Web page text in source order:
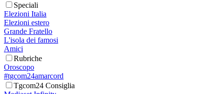
Speciali
Elezioni Italia
Elezioni estero
Grande Fratello
L'isola dei famosi
Amici
Rubriche
Oroscopo
#tgcom24amarcord
Tgcom24 Consiglia